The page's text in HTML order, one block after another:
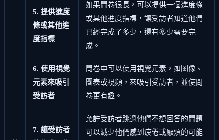
5. 提供進度
條或其他進
度指標
如果問卷很長，可以提供一個進度條
或其他進度指標，讓受訪者知道他們
已經完成了多少，還有多少需要完
成。
6. 使用視覺
元素來吸引
受訪者
問卷中可以使用視覺元素，如圖像、
圖表或視頻，來吸引受訪者，並使問
卷更有趣。
7. 讓受訪者
允許受訪者跳過他們不想回答的問題
可以減少他們感到疲倦或厭煩的可能